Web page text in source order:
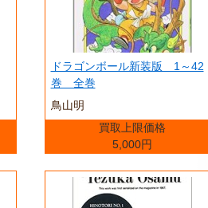
ドラゴンボール新装版 1～42
巻 全巻
鳥山明
買取上限価格
5,000円